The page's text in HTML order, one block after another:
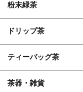
粉末緑茶
ドリップ茶
ティーバッグ茶
茶器・雑貨